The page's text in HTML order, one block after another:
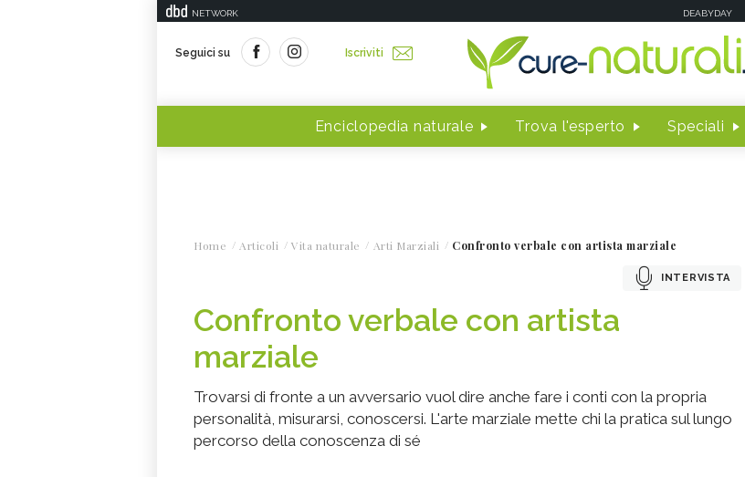
NETWORK DEABYDAY
Seguici su Iscriviti
Enciclopedia naturale Trova l'esperto Speciali
Home Articoli Vita naturale Arti Marziali Confronto verbale con artista marziale
INTERVISTA
Confronto verbale con artista
marziale
Trovarsi di fronte a un avversario vuol dire anche fare i conti con la propria
personalità, misurarsi, conoscersi. L'arte marziale mette chi la pratica sul lungo
percorso della conoscenza di sé